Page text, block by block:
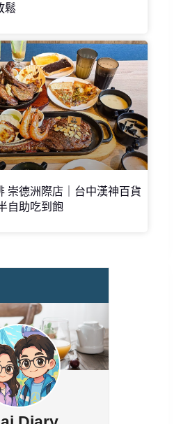
鬆
崇德洲際店｜台中漢神百貨
自助吃到飽